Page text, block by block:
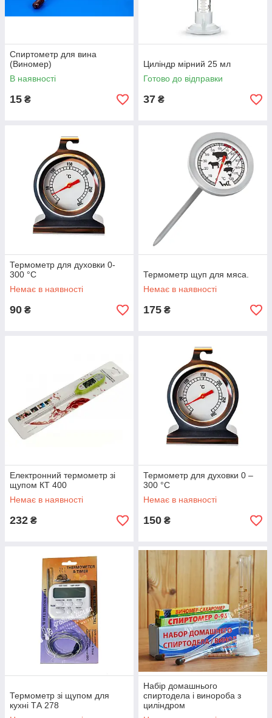
Спиртометр для вина
(Виномер)
В наявності
15 ₴
Циліндр мірний 25 мл
Готово до відправки
37 ₴
Термометр для духовки 0-
300 °C
Немає в наявності
90 ₴
Термометр щуп для мяса.
Немає в наявності
175 ₴
Електронний термометр зі
щупом КТ 400
Немає в наявності
232 ₴
Термометр для духовки 0 –
300 °C
Немає в наявності
150 ₴
Термометр зі щупом для
кухні ТА 278
Набір домашнього
спиртодела і винороба з
циліндром